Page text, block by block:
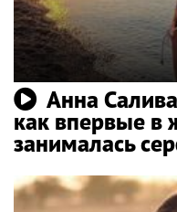
Анна
как впервые в
занималась